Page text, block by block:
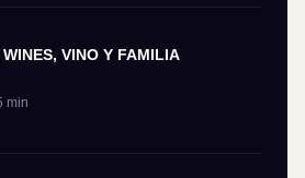
VINO Y FAMILIA
min